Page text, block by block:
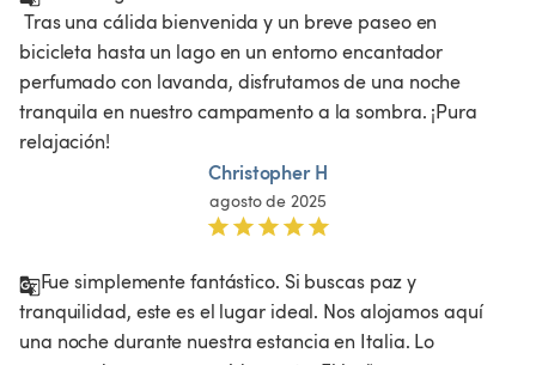
bicicleta hasta un lago en un entorno encantador
perfumado con lavanda, disfrutamos de una noche
tranquila en nuestro campamento a la sombra. ¡Pura
relajación!
Christopher H
agosto de 2025
Fue simplemente fantástico. Si buscas paz y
tranquilidad, este es el lugar ideal. Nos alojamos aquí
una noche durante nuestra estancia en Italia. Lo